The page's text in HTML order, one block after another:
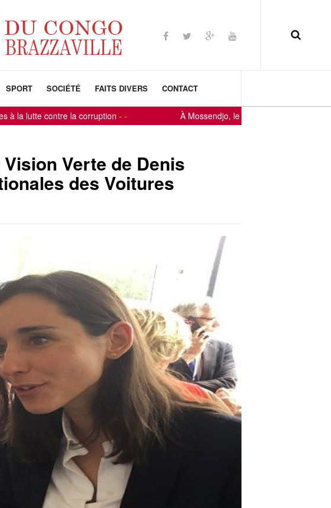
SPORT SOCIÉTÉ FAITS DIVERS CONTACT
contre la corruption -- À Mossendjo, le fils du terroir Constant-
Verte de Denis
des Voitures